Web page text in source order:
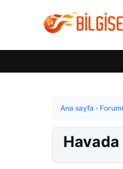
Ana sayfa ›
Havada